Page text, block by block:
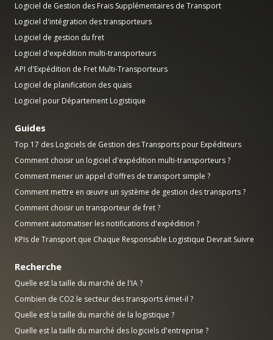
Logiciel de Gestion des Frais Supplémentaires de Transport
Logiciel d'intégration des transporteurs
Logiciel de gestion du fret
Logiciel d'expédition multi-transporteurs
API d'Expédition de Fret Multi-Transporteurs
Logiciel de planification des quais
Logiciel pour Département Logistique
Guides
Top 17 des Logiciels de Gestion des Transports pour Expéditeurs
Comment choisir un logiciel d'expédition multi-transporteurs ?
Comment mener un appel d'offres de transport simple ?
Comment mettre en œuvre un système de gestion des transports ?
Comment choisir un transporteur de fret ?
Comment automatiser les notifications d'expédition ?
KPIs de Transport que Chaque Responsable Logistique Devrait Suivre
Recherche
Quelle est la taille du marché de l'IA ?
Combien de CO2 le secteur des transports émet-il ?
Quelle est la taille du marché de la logistique ?
Quelle est la taille du marché des logiciels d'entreprise ?